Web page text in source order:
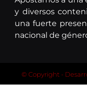
y diversos
una fuerte
nacional de
© Copyright -